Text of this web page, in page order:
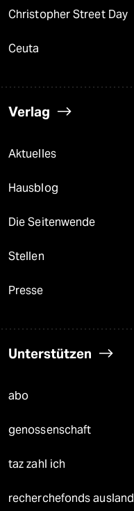
Christopher Street Day
Ceuta
Verlag
Aktuelles
Hausblog
Die Seitenwende
Stellen
Presse
Unterstützen
abo
genossenschaft
taz zahl ich
recherchefonds ausland